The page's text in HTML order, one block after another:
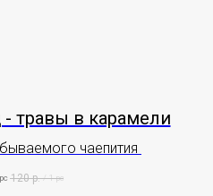
травы в карамели
чаепития
120 р. / 1 pc